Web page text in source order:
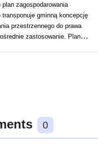
zagospodarowania
transponuje gminną koncepcję
przestrzennego do prawa
zastosowanie. Plan
0